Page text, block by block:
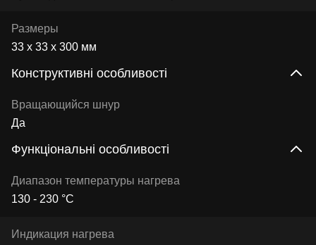
Размеры
33 х 33 х 300 мм
Конструктивні особливості
Вращающийся шнур
Да
Функціональні особливості
Диапазон температуры нагрева
130 - 230 °C
Индикация нагрева